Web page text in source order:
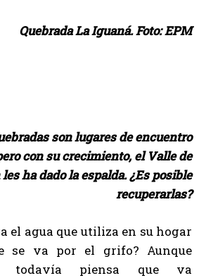
Quebrada La Iguaná. Foto: EPM
son lugares de encuentro
con su crecimiento, el Valle de
ha dado la espalda. ¿Es posible
recuperarlas?
el agua que utiliza en su hogar
se va por el grifo? Aunque
todavía piensa que va